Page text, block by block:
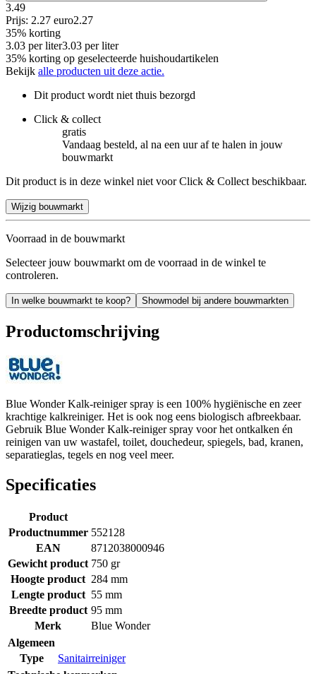
3.49
Prijs: 2.27 euro2.27
35% korting
3.03 per liter3.03 per liter
35% korting op geselecteerde huishoudartikelen
Bekijk alle producten uit deze actie.
Dit product wordt niet thuis bezorgd
Click & collect
gratis
Vandaag besteld, al na een uur af te halen in jouw
bouwmarkt
Dit product is in deze winkel niet voor Click & Collect beschikbaar.
Wijzig bouwmarkt
Voorraad in de bouwmarkt
Selecteer jouw bouwmarkt om de voorraad in de winkel te
controleren.
In welke bouwmarkt te koop? Showmodel bij andere bouwmarkten
Productomschrijving
Blue Wonder Kalk-reiniger spray is een 100% hygiënische en zeer
krachtige kalkreiniger. Het is ook nog eens biologisch afbreekbaar.
Gebruik Blue Wonder Kalk-reiniger spray voor het ontkalken én
reinigen van uw wastafel, toilet, douchedeur, spiegels, bad, kranen,
separatieglas, tegels en nog veel meer.
Specificaties
Product
Productnummer 552128
EAN
8712038000946
Gewicht product 750 gr
Hoogte product 284 mm
Lengte product 55 mm
Breedte product 95 mm
Merk
Blue Wonder
Algemeen
Type
Sanitairreiniger